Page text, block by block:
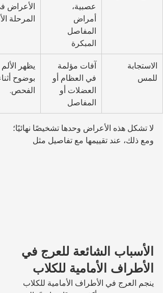
عصبية،
أمراض
المفاصل
المبكرة
الأعراض
المرحلة
الاستجابة
للمس
آفات مؤلمة
في العظام أو
العضلات أو
المفاصل
يظهر الألم
بوضوح
الفحص.
لا تشكل هذه الأعراض وحدها تشخيصًا نهائيًا؛
ومع ذلك، عند تقييمها مع تفاصيل مثل
الأسباب الشائعة للعرج في
الأطراف الأمامية للكلاب
ينجم العرج في الأطراف الأمامية للكلاب